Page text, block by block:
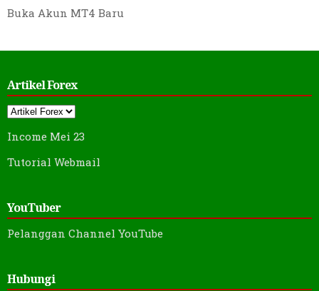
Buka Akun MT4 Baru
Artikel Forex
Income Mei 23
Tutorial Webmail
YouTuber
Pelanggan Channel YouTube
Hubungi